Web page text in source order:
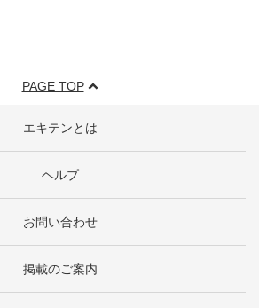
PAGE TOP
エキテンとは
ヘルプ
お問い合わせ
掲載のご案内